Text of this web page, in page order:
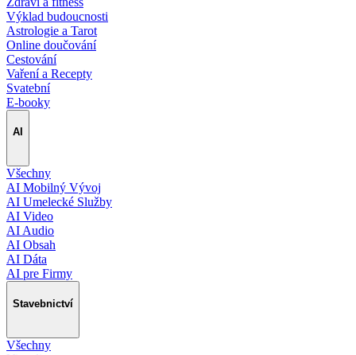
Výklad budoucnosti
Astrologie a Tarot
Online doučování
Cestování
Vaření a Recepty
Svatební
E-booky
AI
Všechny
AI Mobilný Vývoj
AI Umelecké Služby
AI Video
AI Audio
AI Obsah
AI Dáta
AI pre Firmy
Stavebnictví
Všechny